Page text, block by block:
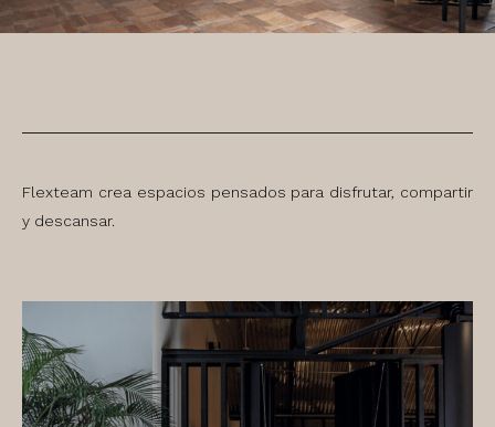
Flexteam crea espacios pensados para disfrutar, compartir
y descansar.